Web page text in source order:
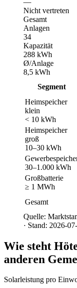
Nicht vertreten
Gesamt
Anlagen
34
Kapazität
288 kWh
Ø/Anlage
8,5 kWh
Segment
Heimspeicher
klein
< 10 kWh
Heimspeicher
groß
10–30 kWh
30–1.000 kWh
Großbatterie
≥ 1 MWh
Gesamt
Quelle:
· Stand: 2026-
Wie steht
anderen
Solarleistung pro